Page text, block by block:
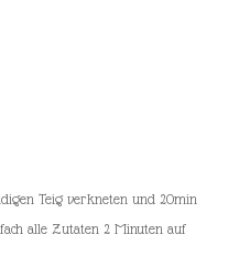
Teig verkneten und 20min
alle Zutaten 2 Minuten auf